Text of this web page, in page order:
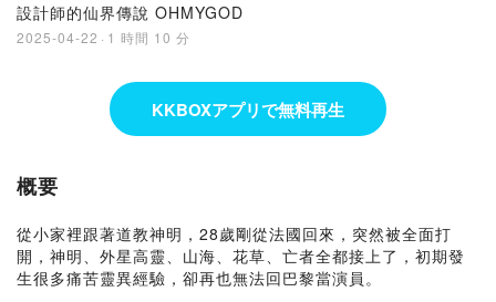
設計師的仙界傳說 OHMYGOD
2025-04-22 · 1 時間 10 分
KKBOXアプリで無料再生
概要
從小家裡跟著道教神明，28歲剛從法國回來，突然被全面打
開，神明、外星高靈、山海、花草、亡者全都接上了，初期發
生很多痛苦靈異經驗，卻再也無法回巴黎當演員。